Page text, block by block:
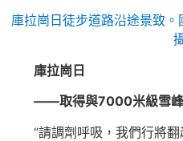
庫拉崗日徒步道路沿途景致
庫拉崗日
——取得與7000米級雪峰
“請調劑呼吸，我們行將